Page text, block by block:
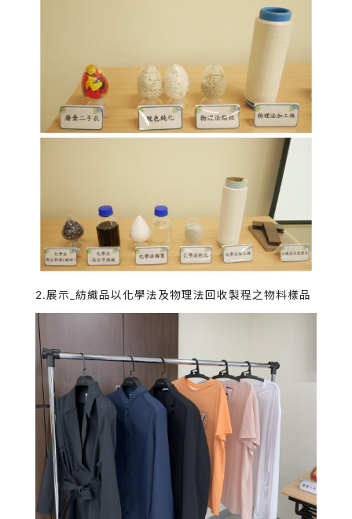
2.展示_紡織品以化學法及物理法回收製程之物料樣品